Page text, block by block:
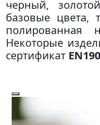
черный,
базовые цвета,
полированная
Некоторые
сертификат